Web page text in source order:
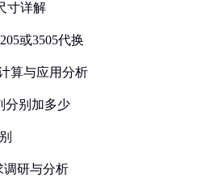
寸详解
或3505代换
算与应用分析
分别加多少
调研与分析